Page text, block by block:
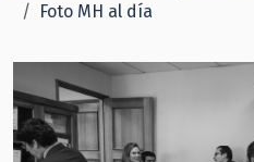
Foto MH al día